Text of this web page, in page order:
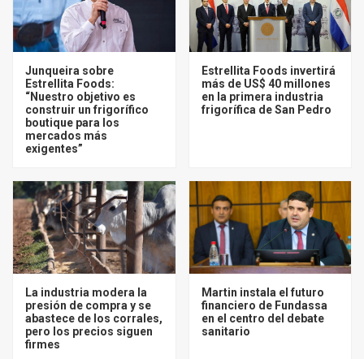
Junqueira sobre
Estrellita Foods:
“Nuestro objetivo es
construir un frigorífico
boutique para los
mercados más
exigentes”
Estrellita Foods invertirá
más de US$ 40 millones
en la primera industria
frigorífica de San Pedro
La industria modera la
presión de compra y se
abastece de los corrales,
pero los precios siguen
firmes
Martin instala el futuro
financiero de Fundassa
en el centro del debate
sanitario